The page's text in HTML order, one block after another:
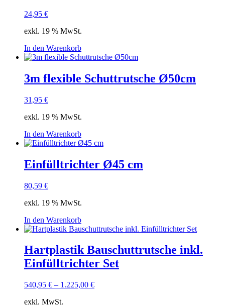
24,95 €
exkl. 19 % MwSt.
In den Warenkorb
3m flexible Schuttrutsche Ø50cm
31,95 €
exkl. 19 % MwSt.
In den Warenkorb
Einfülltrichter Ø45 cm
80,59 €
exkl. 19 % MwSt.
In den Warenkorb
Hartplastik Bauschuttrutsche inkl.
Einfülltrichter Set
540,95 € – 1.225,00 €
exkl. MwSt.